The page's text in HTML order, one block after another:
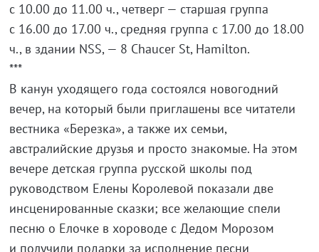
с 10.00 до 11.00 ч., четверг — старшая группа
с 16.00 до 17.00 ч., средняя группа с 17.00 до 18.00
ч., в здании NSS, — 8 Chaucer St, Hamilton.
***
В канун уходящего года состоялся новогодний
вечер, на который были приглашены все читатели
вестника «Березка», а также их семьи,
австралийские друзья и просто знакомые. На этом
вечере детская группа русской школы под
руководством Елены Королевой показали две
инсценированные сказки; все желающие спели
песню о Елочке в хороводе с Дедом Морозом
и получили подарки за исполнение песни